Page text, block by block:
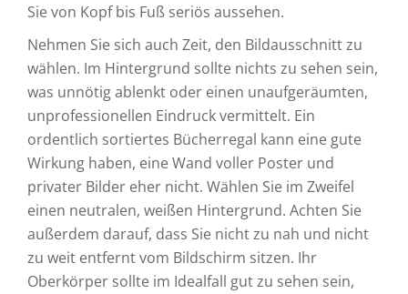
Sie von Kopf bis Fuß seriös aussehen.
Nehmen Sie sich auch Zeit, den Bildausschnitt zu
wählen. Im Hintergrund sollte nichts zu sehen sein,
was unnötig ablenkt oder einen unaufgeräumten,
unprofessionellen Eindruck vermittelt. Ein
ordentlich sortiertes Bücherregal kann eine gute
Wirkung haben, eine Wand voller Poster und
privater Bilder eher nicht. Wählen Sie im Zweifel
einen neutralen, weißen Hintergrund. Achten Sie
außerdem darauf, dass Sie nicht zu nah und nicht
zu weit entfernt vom Bildschirm sitzen. Ihr
Oberkörper sollte im Idealfall gut zu sehen sein,